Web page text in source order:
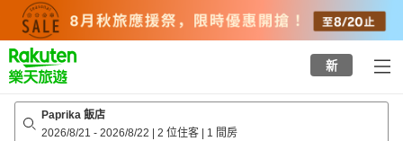
top
page
新
Paprika 飯店
2026/8/21 - 2026/8/22 | 2 位住客 | 1 間房